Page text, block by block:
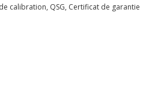
calibration, QSG, Certificat de garantie